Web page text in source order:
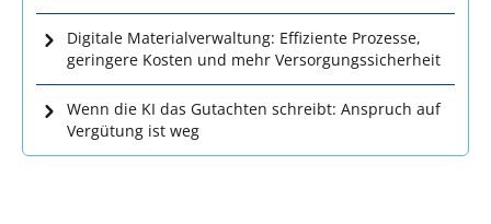
Digitale Materialverwaltung: Effiziente Prozesse,
geringere Kosten und mehr Versorgungssicherheit
Wenn die KI das Gutachten schreibt: Anspruch auf
Vergütung ist weg